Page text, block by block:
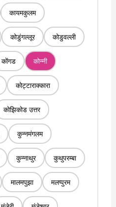
कायमकुलम
कोडुंगल्लूर कोडुवल्ली
कोंगड कोन्नी
कोट्टाराक्कारा
कोझिकोड उत्तर
कुन्नमंगलम
कुन्नाथुर कुथुपरम्बा
मालमपुझा मलप्पुरम